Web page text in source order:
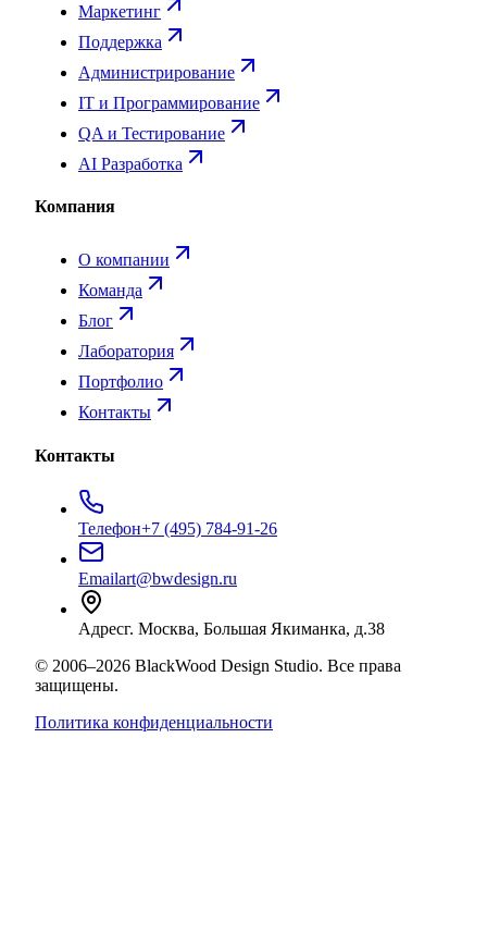
Маркетинг
Поддержка
Администрирование
IT и Программирование
QA и Тестирование
AI Разработка
Компания
О компании
Команда
Блог
Лаборатория
Портфолио
Контакты
Контакты
Телефон+7 (495) 784-91-26
Emailart@bwdesign.ru
Адресг. Москва, Большая Якиманка, д.38
© 2006–2026 BlackWood Design Studio. Все права
защищены.
Политика конфиденциальности